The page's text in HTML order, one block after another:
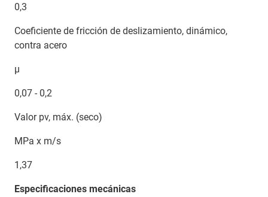
0,3
Coeficiente de fricción de deslizamiento, dinámico,
contra acero
µ
0,07 - 0,2
Valor pv, máx. (seco)
MPa x m/s
1,37
Especificaciones mecánicas